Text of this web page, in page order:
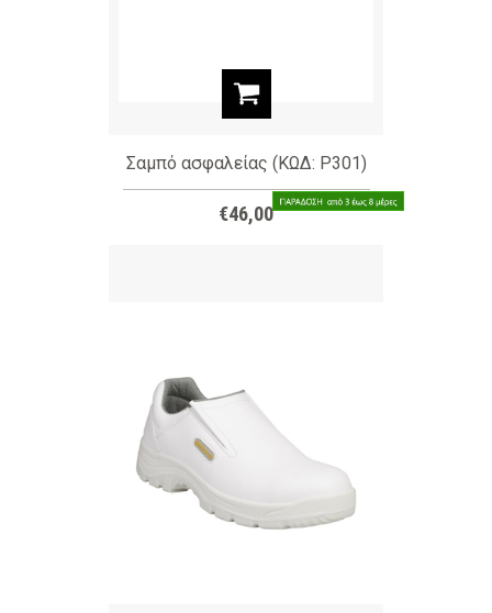
Σαμπό ασφαλείας (ΚΩΔ: P301)
€46,00